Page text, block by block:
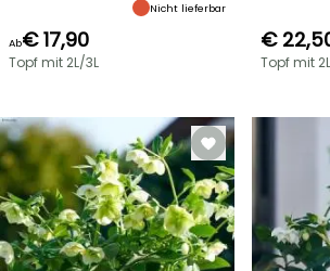
Nicht lieferbar
Ab€ 17,90
Topf mit 2L/3L
€
Topf mit